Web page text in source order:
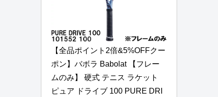
【全品ポイント2倍&5%OFFクー
ポン】バボラ Babolat 【フレー
ムのみ】 硬式 テニス ラケット
ピュア ドライブ 100 PURE DRI